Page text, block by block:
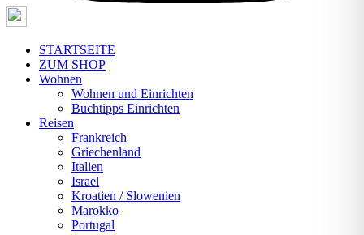
STARTSEITE
ZUM SHOP
Wohnen
Wohnen und Einrichten
Buchtipps Einrichten
Reisen
Frankreich
Griechenland
Italien
Israel
Kroatien / Slowenien
Marokko
Portugal